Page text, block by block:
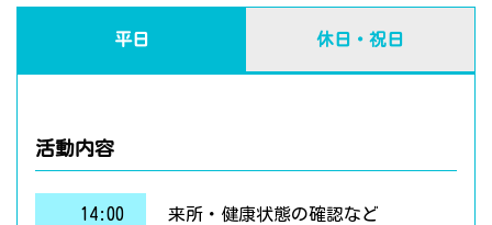
平日 休日・祝日
活動内容
14:00 来所・健康状態の確認など